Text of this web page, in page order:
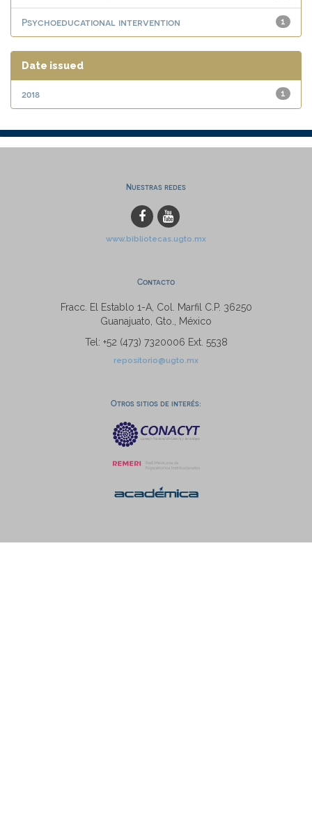
1
Psychoeducational intervention
Date issued
1
2018
Nuestras redes
www.bibliotecas.ugto.mx
Contacto
Fracc. El Establo 1-A, Col. Marfil C.P. 36250
Guanajuato, Gto., México
Tel: +52 (473) 7320006 Ext. 5538
repositorio@ugto.mx
Otros sitios de interés: